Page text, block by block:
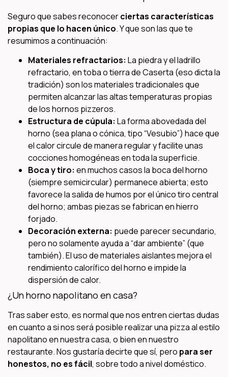
Seguro que sabes reconocerciertas características
propias que lo hacen único. Y que son las que te
resumimos a continuación:
Materiales refractarios: La piedra y el ladrillo
refractario, en toba o tierra de Caserta (eso dicta la
tradición) son los materiales tradicionales que
permiten alcanzar las altas temperaturas propias
de los hornos pizzeros.
Estructura de cúpula: La forma abovedada del
horno (sea plana o cónica, tipo “Vesubio”) hace que
el calor circule de manera regular y facilite unas
cocciones homogéneas en toda la superficie.
Boca y tiro: en muchos casos la boca del horno
(siempre semicircular) permanece abierta; esto
favorece la salida de humos por el único tiro central
del horno; ambas piezas se fabrican en hierro
forjado.
Decoración externa: puede parecer secundario,
pero no solamente ayuda a “dar ambiente” (que
también). El uso de materiales aislantes mejora el
rendimiento calorífico del horno e impide la
dispersión de calor.
¿Un horno napolitano en casa?
Tras saber esto, es normal que nos entren ciertas dudas
en cuanto a si nos será posible realizar una pizza al estilo
napolitano en nuestra casa, o bien en nuestro
restaurante. Nos gustaría decirte que sí, pero para ser
honestos, no es fácil, sobre todo a nivel doméstico.